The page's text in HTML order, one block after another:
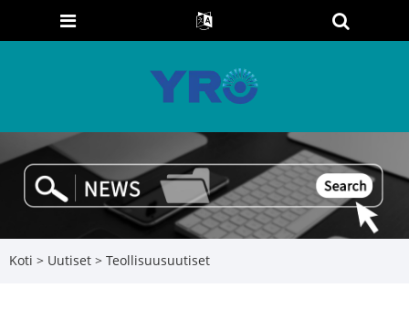
Koti > Uutiset > Teollisuusuutiset